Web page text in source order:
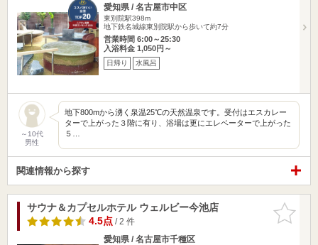
愛知県 / 名古屋市中区
東別院駅398m
地下鉄名城線東別院駅から歩いて約7分
営業時間 6:00～25:30
入浴料金 1,050円～
日帰り 水風呂
～10代
男性
地下800mから湧く泉温25℃の天然温泉です。受付はエスカレー
ターで上がった３階に有り、浴場は更にエレベーターで上がった
５…
関連情報から探す
お気に入
りに追加
サウナ＆カプセルホテル ウェルビー今池店
4.5点/ 2 件
愛知県 / 名古屋市千種区